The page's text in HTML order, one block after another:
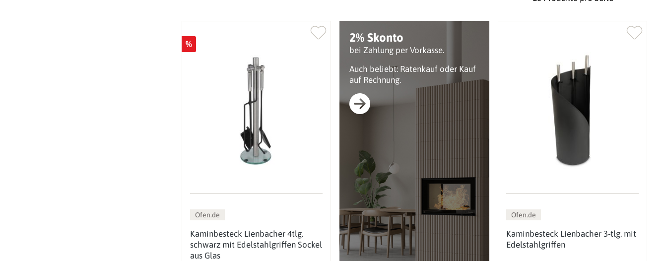
2% Skonto
bei Zahlung per Vorkasse.
Auch beliebt: Ratenkauf oder Kauf
auf Rechnung.
%
Ofen.de
Kaminbesteck Lienbacher 4tlg.
schwarz mit Edelstahlgriffen Sockel
aus Glas
Ofen.de
Kaminbesteck Lienbacher 3-tlg. mit
Edelstahlgriffen